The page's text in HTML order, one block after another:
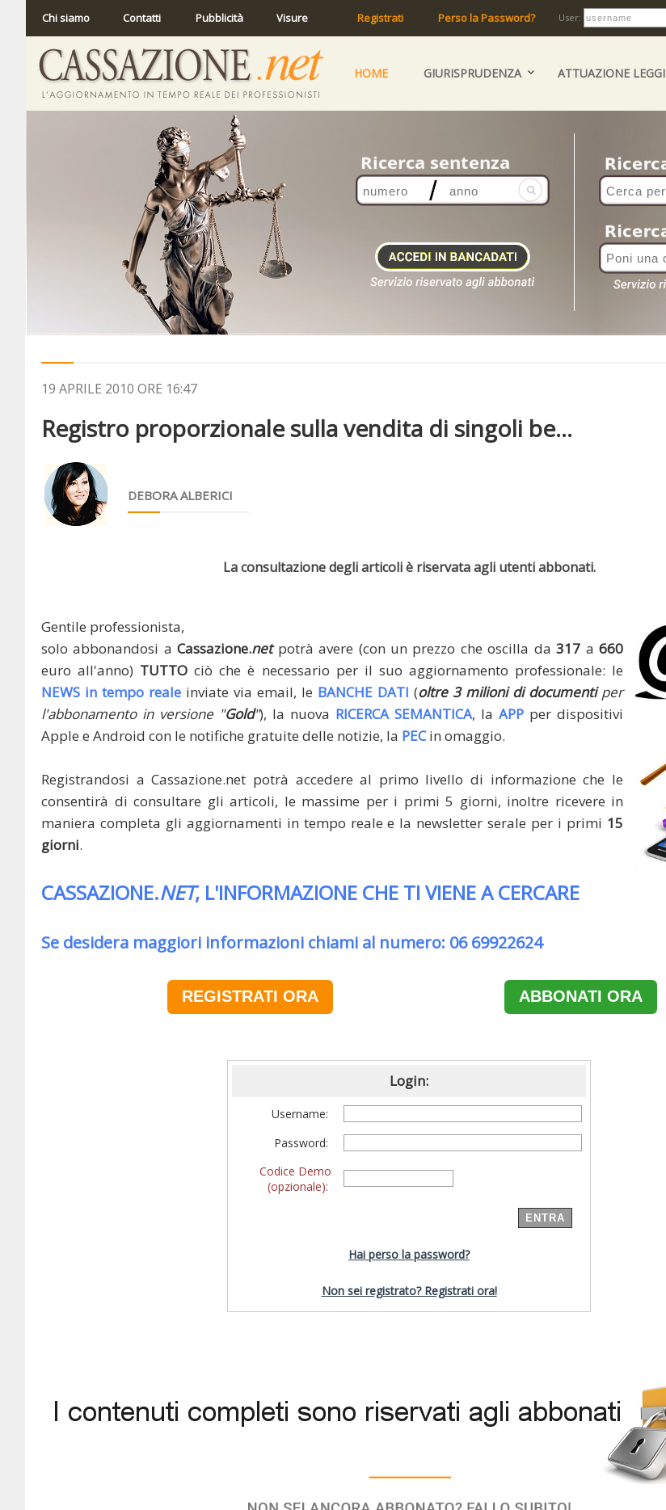
Chi siamo Contatti Pubblicità Visure Registrati Perso la Password? User:
HOME GIURISPRUDENZA ATTUAZIONE LEGGI
19 APRILE 2010 ORE 16:47
Registro proporzionale sulla vendita di singoli be...
DEBORA ALBERICI
La consultazione degli articoli è riservata agli utenti abbonati.
Gentile professionista,
solo abbonandosi aCassazione.netpotrà avere (con un prezzo che oscilla da317 a660
euro all'anno) TUTTO ciò che è necessario per il suo aggiornamento professionale: le
NEWS in tempo reale inviate via email, le BANCHE DATI (oltre 3 milioni di documentiper
l'abbonamento in versione "Gold"), la nuova RICERCA SEMANTICA, la APP per dispositivi
Apple e Android con le notifiche gratuite delle notizie, la PECin omaggio.
Registrandosi a Cassazione.net potrà accedere al primo livello di informazione che le
consentirà di consultare gli articoli, le massime per i primi 5 giorni, inoltre ricevere in
maniera completa gli aggiornamenti in tempo reale e la newsletter serale per i primi 15
giorni.
CASSAZIONE.NET, L'INFORMAZIONE CHE TI VIENE A CERCARE
Se desidera maggiori informazioni chiami al numero: 06 69922624
REGISTRATI ORA ABBONATI ORA
Login:
Username:
Password:
Codice Demo
(opzionale):
Hai perso la password?
Non sei registrato? Registrati ora!